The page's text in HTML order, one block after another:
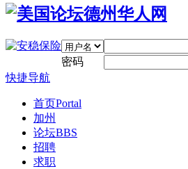
密码
快捷导航
首页Portal
加州
论坛BBS
招聘
求职